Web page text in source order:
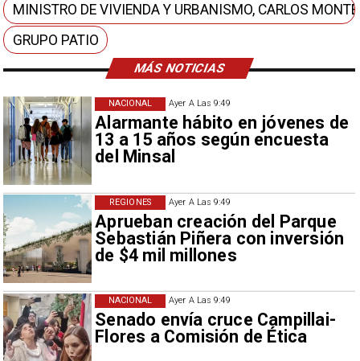
MÁS NOTICIAS
Ayer A Las 9:49
Alarmante hábito en jóvenes de
13 a 15 años según encuesta
del Minsal
NACIONAL
Ayer A Las 9:49
Aprueban creación del Parque
Sebastián Piñera con inversión
de $4 mil millones
REGIONES
Ayer A Las 9:49
Senado envía cruce Campillai-
Flores a Comisión de Ética
NACIONAL
MINISTRO DE VIVIENDA Y URBANISMO, CARLOS
GRUPO PATIO